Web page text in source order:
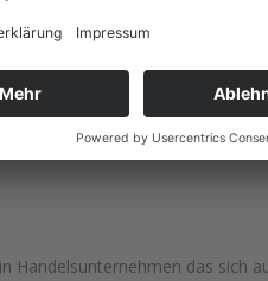
Handelsunternehmen das sich